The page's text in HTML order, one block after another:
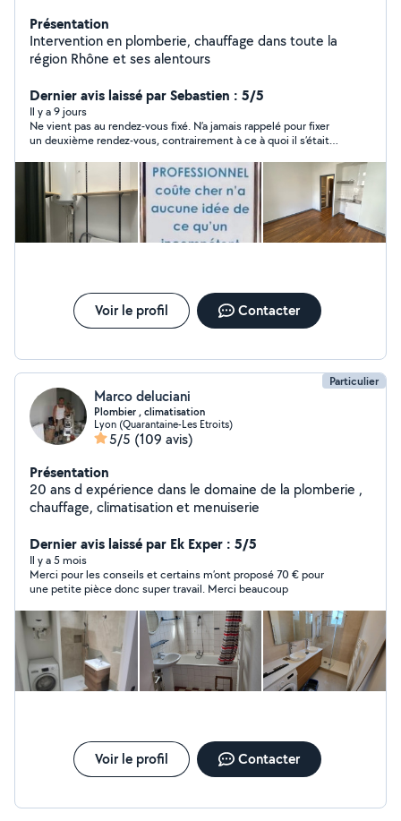
Présentation
Intervention en plomberie, chauffage dans toute la
région Rhône et ses alentours
Dernier avis laissé par Sebastien : 5/5
Il y a 9 jours
Ne vient pas au rendez-vous fixé. N’a jamais rappelé pour fixer
un deuxième rendez-vous, contrairement à ce à quoi il s’était
Voir le profil Contacter
Particulier
Marco deluciani
Plombier , climatisation
Lyon (Quarantaine-Les Etroits)
5/5 (109 avis)
Présentation
20 ans d expérience dans le domaine de la plomberie ,
chauffage, climatisation et menuiserie
Dernier avis laissé par Ek Exper : 5/5
Il y a 5 mois
Merci pour les conseils et certains m’ont proposé 70 € pour
une petite pièce donc super travail. Merci beaucoup
Voir le profil Contacter